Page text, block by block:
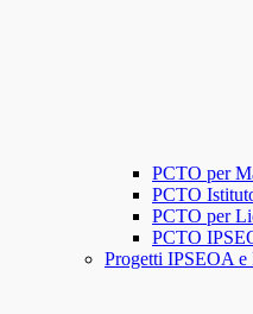
PCTO per
PCTO
PCTO per
PCTO
Progetti IPSEOA e